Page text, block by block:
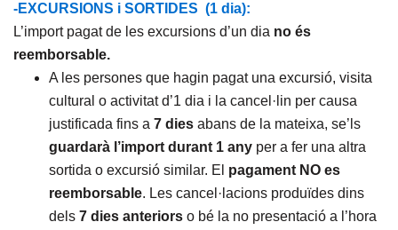
-EXCURSIONS i SORTIDES (1 dia):
L’import pagat de les excursions d’un dia no és
reemborsable.
A les persones que hagin pagat una excursió, visita
cultural o activitat d’1 dia i la cancel·lin per causa
justificada fins a 7 dies abans de la mateixa, se’ls
guardarà l’import durant 1 any per a fer una altra
sortida o excursió similar. El pagament NO es
reemborsable. Les cancel·lacions produïdes dins
dels 7 dies anteriors o bé la no presentació a l’hora